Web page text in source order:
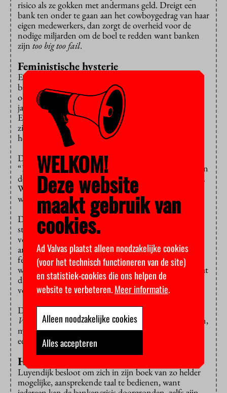
risico als ze gokken met andermans geld. Dreigt een
bank ten onder te gaan aan het cowboygedrag van haar
eigen medewerkers, dan zorgt de overheid voor de
nodige miljarden om de boel te redden want banken
zijn too big too fail.
Feministische hysterie
En loyaal aan de bank, waarvoor ze werken, zijn
bankiers niet, ontdekte Luyendijk, want banken zijn
ook niet loyaal aan hun medewerkers. Na tientallen
jaren je stinkende best doen kun je, althans in
Engeland en Amerika, binnen vijf minuten ontslagen
zijn omdat aandeelhouders hebben besloten dat er op
het personeel moet worden bezuinigd.
Dat systeem is na de bankencrisis nog volledig intact.
“Er is wat gerommeld aan de randen, maar de kern van
de financiële sector is nog hetzelfde”, aldus Luyendijk.
Waaruit volgt dat een volgende bankencrisis zich zo
weer kan aandienen.
Dat het grote publiek daar zo onverschillig tegenover
staat, heeft volgens Luyendijk te maken met
vooroordelen. In
artikelen over mode, sport en sterren gelezen, “en de
feministische hysterie”. Onderwerpen die de lezer
werkelijk aangaan, slaat hij over omdat hij ervan uitgaat
dat de artikelen volstaan met jargon en je de nodige
voorkennis moet hebben om ze te begrijpen.”
Daarom kent iedereen wel de filmThe Wolf of
Wallstreet, over bankiers als cokesnuivende sociopaten,
maar niet de filmMargin Call, die volgens Luyendijk
een veel accurater beeld geeft van de bankencrisis.
Huiswerk maken
Luyendijk besloot om zich in zijn boek van zo helder
mogelijke, aansprekende taal te bedienen, want
WELKOM!
Deze website
maakt gebruik van
cookies.
Ad Valvas plaatst alleen noodzakelijke cookies
(voor het technisch functioneren van de site)
en statistiek-cookies die ons helpen de
website te verbeteren.Meer informatie.
Alleen noodzakelijke cookies
Alles accepteren